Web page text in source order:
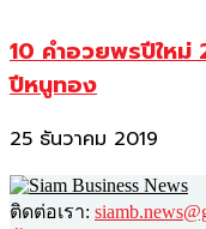
10 คำอวยพรปีให
ปีหนูทอง
25 ธันวาคม 2019
ติดต่อเรา: